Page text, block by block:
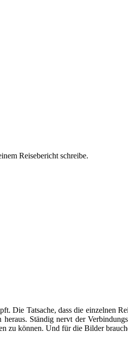
Reisebericht schreibe.
Die Tatsache, dass die einzelnen
Ständig nervt der
zu können. Und für die Bilder